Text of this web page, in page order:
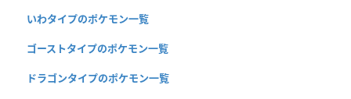
いわタイプのポケモン一覧
ゴーストタイプのポケモン一覧
ドラゴンタイプのポケモン一覧